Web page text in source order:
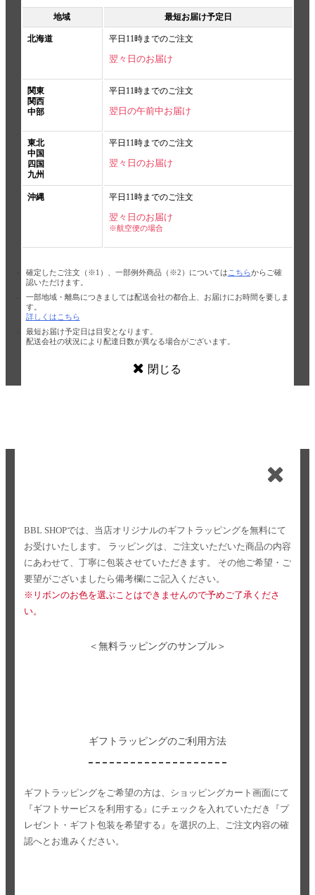
地域 最短お届け予定日
北海道 平日11時までのご注文
翌々日のお届け
関東
関西
中部
平日11時までのご注文
翌日の午前中お届け
東北
中国
四国
九州
平日11時までのご注文
翌々日のお届け
沖縄 平日11時までのご注文
翌々日のお届け
※航空便の場合
確定したご注文（※1）、一部例外商品（※2）については こちらからご確
認いただけます。
一部地域・離島につきましては配送会社の都合上、お届けにお時間を要しま
す。
詳しくはこちら
最短お届け予定日は目安となります。
配送会社の状況により配達日数が異なる場合がございます。
閉じる
BBL SHOPでは、当店オリジナルのギフトラッピングを無料にて
お受けいたします。
ラッピングは、ご注文いただいた商品の内容
にあわせて、丁寧に包装させていただきます。
その他ご希望・ご
要望がございましたら備考欄にご記入ください。
※リボンのお色を選ぶことはできませんので予めご了承くださ
い。
＜無料ラッピングのサンプル＞
ギフトラッピングのご利用方法
ギフトラッピングをご希望の方は、ショッピングカート画面にて
『ギフトサービスを利用する』にチェックを入れていただき
『プ
レゼント・ギフト包装を希望する』を選択の上、ご注文内容の確
認へとお進みください。